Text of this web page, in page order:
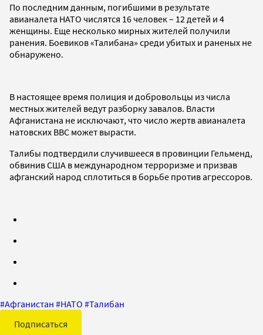
По последним данным, погибшими в результате
авианалета НАТО числятся 16 человек – 12 детей и 4
женщины. Еще несколько мирных жителей получили
ранения. Боевиков «Талибана» среди убитых и раненых не
обнаружено.
В настоящее время полиция и добровольцы из числа
местных жителей ведут разборку завалов. Власти
Афганистана не исключают, что число жертв авианалета
натовских ВВС может вырасти.
Талибы подтвердили случившееся в провинции Гельменд,
обвинив США в международном терроризме и призвав
афганский народ сплотиться в борьбе против агрессоров.
#Афганистан #НАТО #Талибан
Подписаться